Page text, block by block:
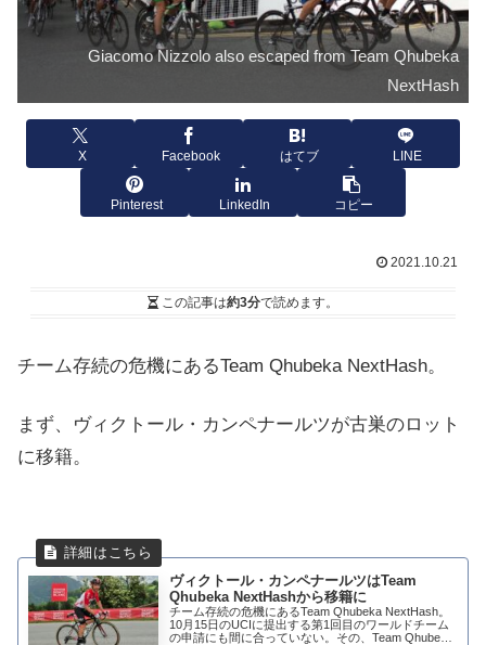
Giacomo Nizzolo also escaped from Team Qhubeka
NextHash
X Facebook はてブ LINE
Pinterest LinkedIn コピー
2021.10.21
この記事は約3分で読めます。
チーム存続の危機にあるTeam Qhubeka NextHash。
まず、ヴィクトール・カンペナールツが古巣のロット
に移籍。
ヴィクトール・カンペナールツはTeam
Qhubeka NextHashから移籍に
チーム存続の危機にあるTeam Qhubeka NextHash。
10月15日のUCIに提出する第1回目のワールドチーム
の申請にも間に合っていない。その、Team Qhubeka